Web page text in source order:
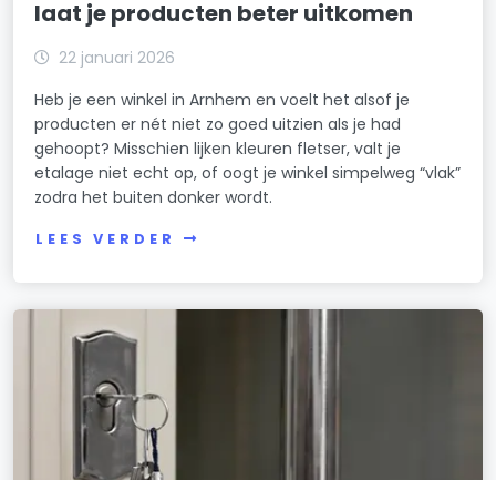
laat je producten beter uitkomen
22 januari 2026
Heb je een winkel in Arnhem en voelt het alsof je
producten er nét niet zo goed uitzien als je had
gehoopt? Misschien lijken kleuren fletser, valt je
etalage niet echt op, of oogt je winkel simpelweg “vlak”
zodra het buiten donker wordt.
LEES VERDER